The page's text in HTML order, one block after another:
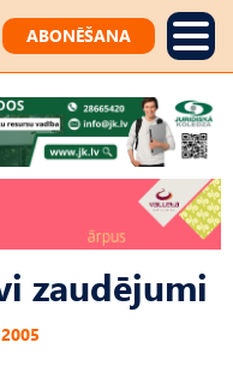
ABONĒŠANA
zaudējumi